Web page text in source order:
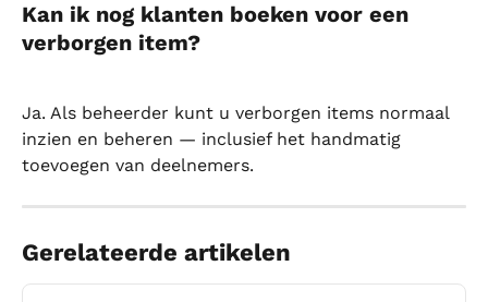
Kan ik nog klanten boeken voor een
verborgen item?
Ja. Als beheerder kunt u verborgen items normaal
inzien en beheren — inclusief het handmatig
toevoegen van deelnemers.
Gerelateerde artikelen